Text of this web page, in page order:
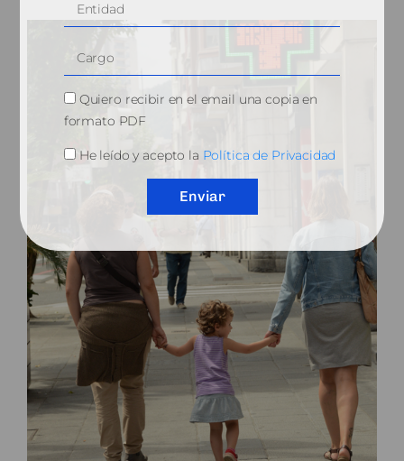
Quiero recibir en el email una copia en
formato PDF
He leído y acepto la Política de Privacidad
Enviar